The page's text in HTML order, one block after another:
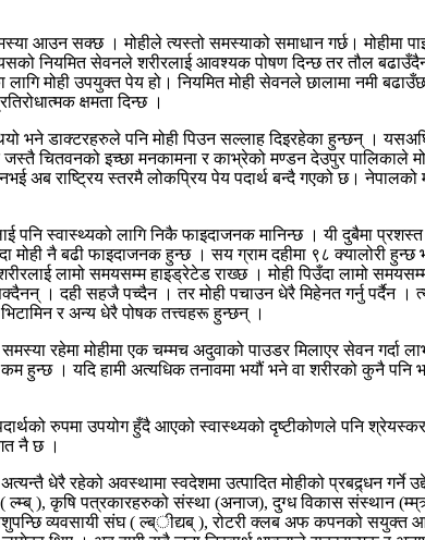
आउन सक्छ । मोहीले त्यस्तो समस्याको समाधान गर्छ। मोहीमा
नियमित सेवनले शरीरलाई आवश्यक पोषण दिन्छ तर तौल
लागि मोही उपयुक्त पेय हो। नियमित मोही सेवनले छालामा नमी
क्षमता दिन्छ ।
डाक्टरहरुले पनि मोही पिउन सल्लाह दिइरहेका हुन्छन् । यसअघि
चितवनको इच्छा मनकामना र काभ्रेको मण्डन देउपुर पालिकाले
नभई अब राष्ट्रिय स्तरमै लोकप्रिय पेय पदार्थ बन्दै गएको छ।
स्वास्थ्यको लागि निकै फाइदाजनक मानिन्छ । यी दुबैमा प्रशस्त
मोही नै बढी फाइदाजनक हुन्छ । सय ग्राम दहीमा ९८ क्यालोरी
लामो समयसम्म हाइड्रेटेड राख्छ । मोही पिउँदा लामो
। दही सहजै पच्दैन । तर मोही पचाउन धेरै मिहेनत गर्नु पर्दैन ।
र अन्य धेरै पोषक तत्त्वहरू हुन्छन् ।
रहेमा मोहीमा एक चम्मच अदुवाको पाउडर मिलाएर सेवन गर्दा
। यदि हामी अत्यधिक तनावमा भयौं भने वा शरीरको कुनै पनि
रुपमा उपयोग हुँदै आएको स्वास्थ्यको दृष्टीकोणले पनि
नै छ ।
धेरै रहेको अवस्थामा स्वदेशमा उत्पादित मोहीको प्रबद्र्धन
( ल्म्ब् ), कृषि पत्रकारहरुको संस्था (अनाज), दुग्ध विकास संस्थान
व्यवसायी संघ ( ल्ब्ीद्यब् ), रोटरी क्लब अफ कपनको सयुक्त